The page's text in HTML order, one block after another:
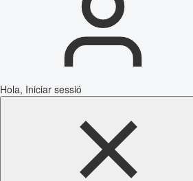
Hola, Iniciar sessió